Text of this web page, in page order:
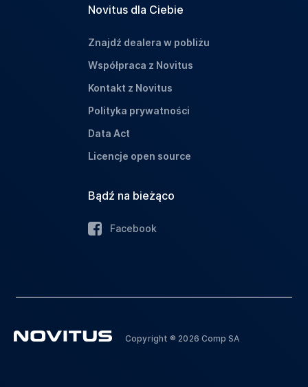
Novitus dla Ciebie
Znajdź dealera w pobliżu
Współpraca z Novitus
Kontakt z Novitus
Polityka prywatności
Data Act
Licencje open source
Bądź na bieżąco
Facebook
Copyright ® 2026 Comp SA